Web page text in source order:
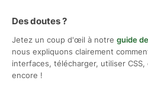
Des doutes ?
Jetez un coup d'œil à notre guide
nous expliquons clairement
interfaces, télécharger, utiliser
encore !